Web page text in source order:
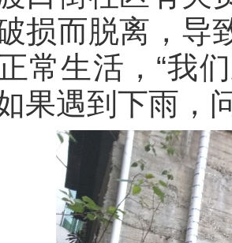
损而脱离，导
常生活，“我
果遇到下雨，